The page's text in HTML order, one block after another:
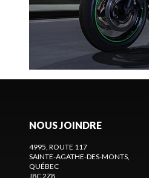
NOUS JOINDRE
4995, ROUTE 117
SAINTE-AGATHE-DES-MONTS,
QUÉBEC
J8C 2Z8